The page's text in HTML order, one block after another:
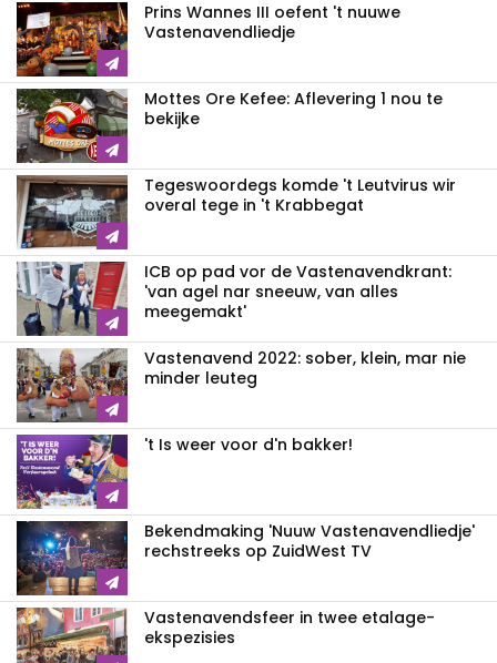
Prins Wannes III oefent 't nuuwe
Vastenavendliedje
Mottes Ore Kefee: Aflevering 1 nou te
bekijke
Tegeswoordegs komde 't Leutvirus wir
overal tege in 't Krabbegat
ICB op pad vor de Vastenavendkrant:
'van agel nar sneeuw, van alles
meegemakt'
Vastenavend 2022: sober, klein, mar nie
minder leuteg
't Is weer voor d'n bakker!
Bekendmaking 'Nuuw Vastenavendliedje'
rechstreeks op ZuidWest TV
Vastenavendsfeer in twee etalage-
ekspezisies